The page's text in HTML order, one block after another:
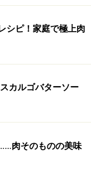
ロセッサーにパ
にします。 バタ
にくはすりおろ
合わせても！
シピ！家庭で極上肉
カルゴバターソー
肉そのものの美味